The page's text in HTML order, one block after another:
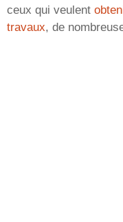
ceux qui veulent
travaux, de